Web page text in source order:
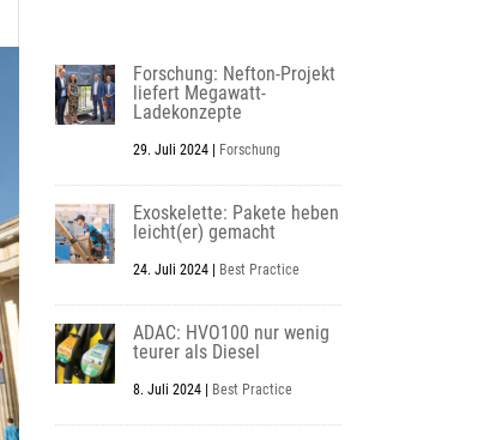
Forschung: Nefton-Projekt
liefert Megawatt-
Ladekonzepte
29. Juli 2024| Forschung
Exoskelette: Pakete heben
leicht(er) gemacht
24. Juli 2024| Best Practice
ADAC: HVO100 nur wenig
teurer als Diesel
8. Juli 2024| Best Practice